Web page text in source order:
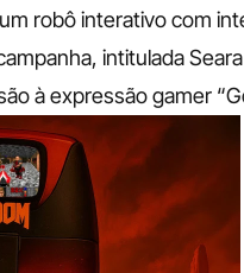
robô interativo com
intitulada
à expressão gamer